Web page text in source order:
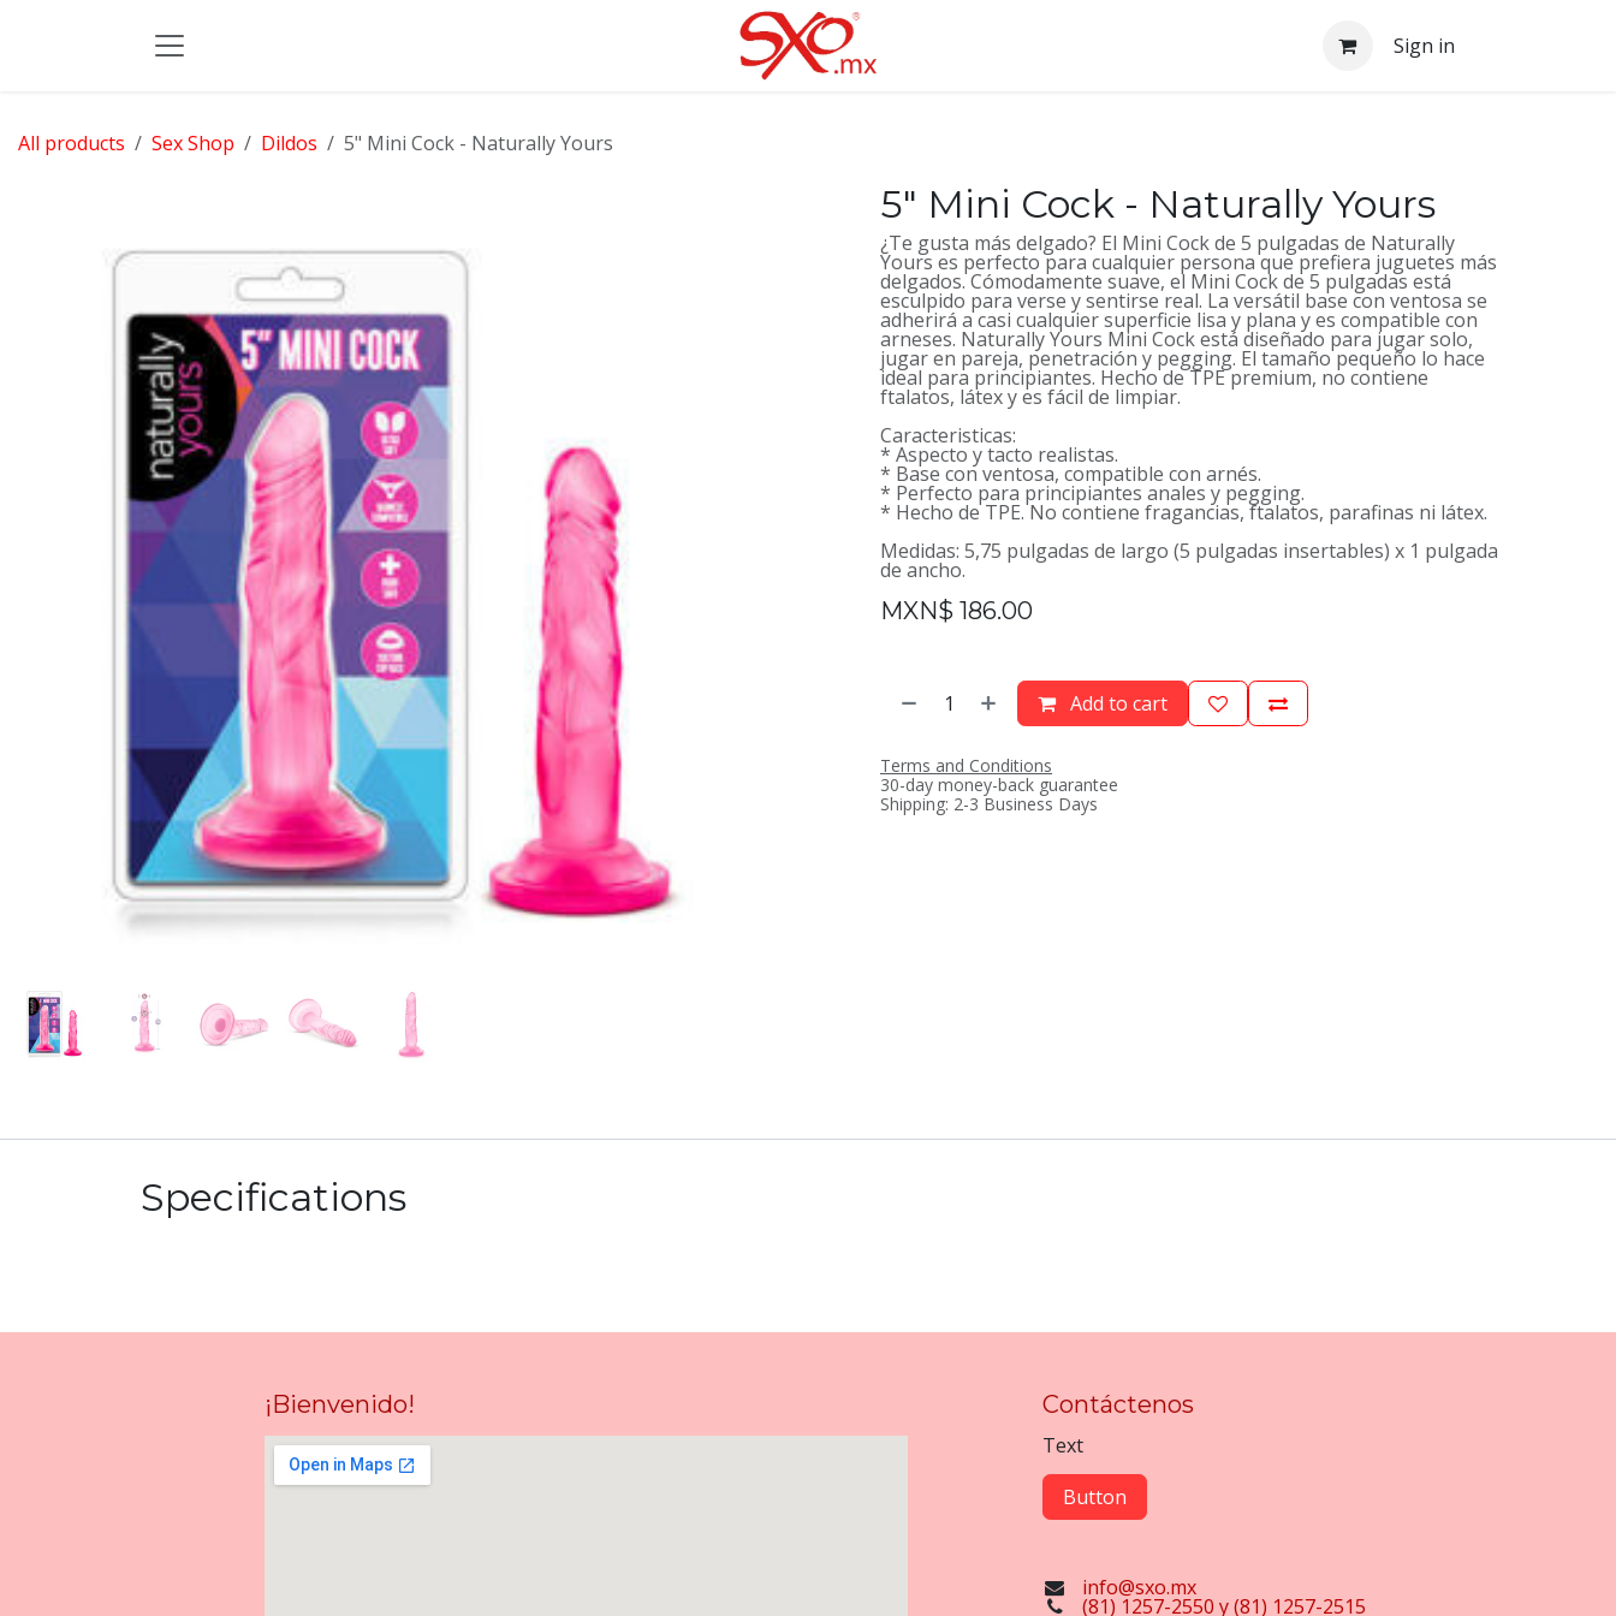
Sign in
All products Sex Shop Dildos 5" Mini Cock - Naturally Yours
5" Mini Cock - Naturally Yours
¿Te gusta más delgado? El Mini Cock de 5 pulgadas de Naturally
Yours es perfecto para cualquier persona que prefiera juguetes más
delgados. Cómodamente suave, el Mini Cock de 5 pulgadas está
esculpido para verse y sentirse real. La versátil base con ventosa se
adherirá a casi cualquier superficie lisa y plana y es compatible con
arneses. Naturally Yours Mini Cock está diseñado para jugar solo,
jugar en pareja, penetración y pegging. El tamaño pequeño lo hace
ideal para principiantes. Hecho de TPE premium, no contiene
ftalatos, látex y es fácil de limpiar.
Caracteristicas:
* Aspecto y tacto realistas.
* Base con ventosa, compatible con arnés.
* Perfecto para principiantes anales y pegging.
* Hecho de TPE. No contiene fragancias, ftalatos, parafinas ni látex.
Medidas: 5,75 pulgadas de largo (5 pulgadas insertables) x 1 pulgada
de ancho.
MXN$ 186.00
Add to cart
Terms and Conditions
30-day money-back guarantee
Shipping: 2-3 Business Days
Specifications
Contáctenos
Text
Button
info@sxo.mx
(81) 1257-2550 y (81) 1257-2515
¡Bienvenido!